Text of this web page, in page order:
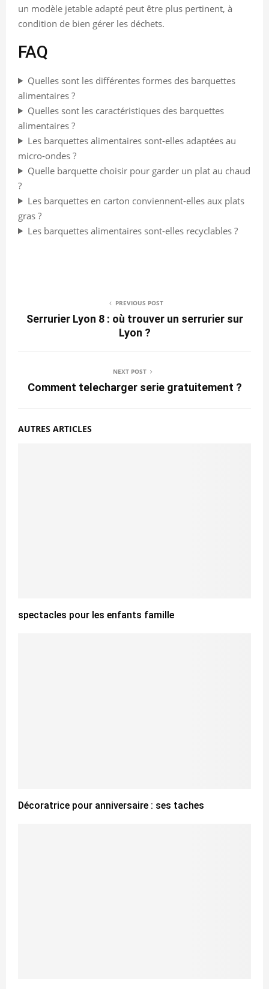
un modèle jetable adapté peut être plus pertinent, à
condition de bien gérer les déchets.
FAQ
Quelles sont les différentes formes des barquettes
alimentaires ?
Quelles sont les caractéristiques des barquettes
alimentaires ?
Les barquettes alimentaires sont-elles adaptées au
micro-ondes ?
Quelle barquette choisir pour garder un plat au chaud
?
Les barquettes en carton conviennent-elles aux plats
gras ?
Les barquettes alimentaires sont-elles recyclables ?
PREVIOUS POST
Serrurier Lyon 8 : où trouver un serrurier sur
Lyon ?
NEXT POST
Comment telecharger serie gratuitement ?
AUTRES ARTICLES
spectacles pour les enfants famille
Décoratrice pour anniversaire : ses taches